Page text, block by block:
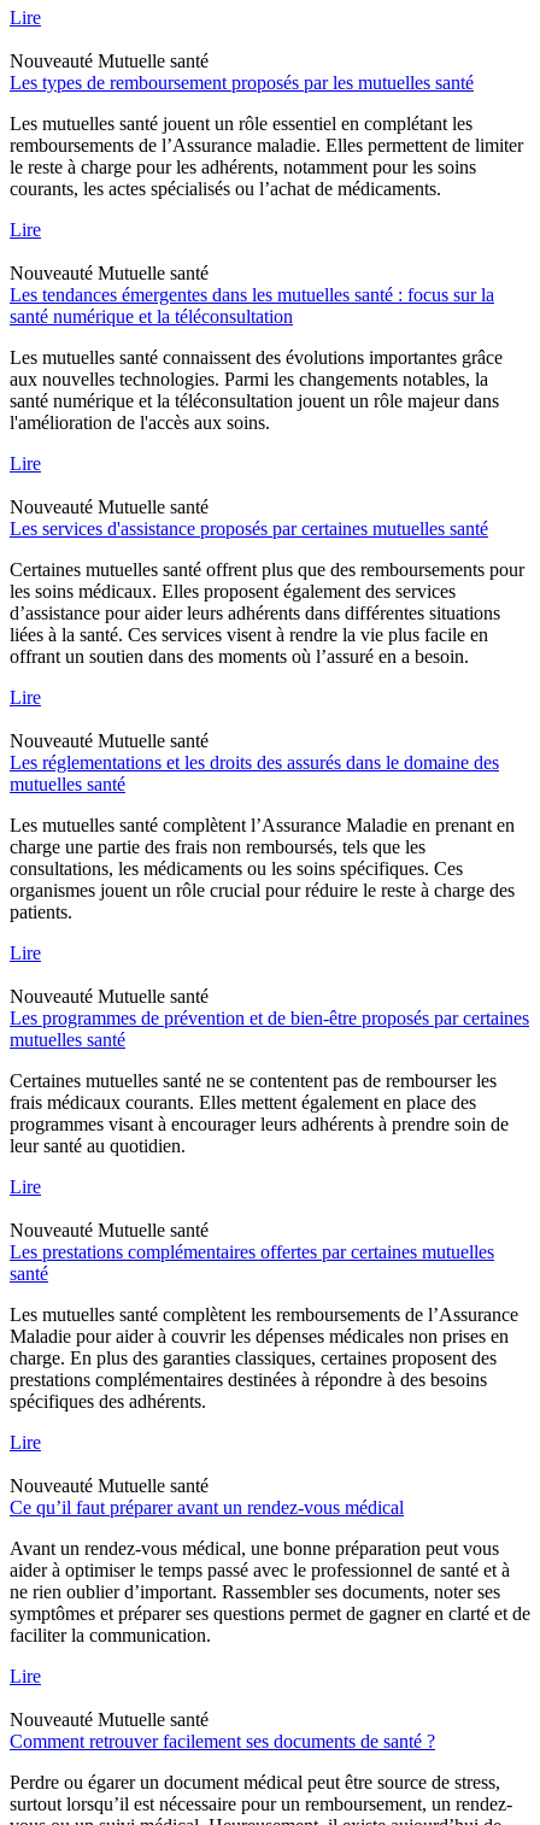
Lire
Nouveauté Mutuelle santé
Les types de remboursement proposés par les mutuelles santé
Les mutuelles santé jouent un rôle essentiel en complétant les
remboursements de l’Assurance maladie. Elles permettent de limiter
le reste à charge pour les adhérents, notamment pour les soins
courants, les actes spécialisés ou l’achat de médicaments.
Lire
Nouveauté Mutuelle santé
Les tendances émergentes dans les mutuelles santé : focus sur la
santé numérique et la téléconsultation
Les mutuelles santé connaissent des évolutions importantes grâce
aux nouvelles technologies. Parmi les changements notables, la
santé numérique et la téléconsultation jouent un rôle majeur dans
l'amélioration de l'accès aux soins.
Lire
Nouveauté Mutuelle santé
Les services d'assistance proposés par certaines mutuelles santé
Certaines mutuelles santé offrent plus que des remboursements pour
les soins médicaux. Elles proposent également des services
d’assistance pour aider leurs adhérents dans différentes situations
liées à la santé. Ces services visent à rendre la vie plus facile en
offrant un soutien dans des moments où l’assuré en a besoin.
Lire
Nouveauté Mutuelle santé
Les réglementations et les droits des assurés dans le domaine des
mutuelles santé
Les mutuelles santé complètent l’Assurance Maladie en prenant en
charge une partie des frais non remboursés, tels que les
consultations, les médicaments ou les soins spécifiques. Ces
organismes jouent un rôle crucial pour réduire le reste à charge des
patients.
Lire
Nouveauté Mutuelle santé
Les programmes de prévention et de bien-être proposés par certaines
mutuelles santé
Certaines mutuelles santé ne se contentent pas de rembourser les
frais médicaux courants. Elles mettent également en place des
programmes visant à encourager leurs adhérents à prendre soin de
leur santé au quotidien.
Lire
Nouveauté Mutuelle santé
Les prestations complémentaires offertes par certaines mutuelles
santé
Les mutuelles santé complètent les remboursements de l’Assurance
Maladie pour aider à couvrir les dépenses médicales non prises en
charge. En plus des garanties classiques, certaines proposent des
prestations complémentaires destinées à répondre à des besoins
spécifiques des adhérents.
Lire
Nouveauté Mutuelle santé
Ce qu’il faut préparer avant un rendez-vous médical
Avant un rendez-vous médical, une bonne préparation peut vous
aider à optimiser le temps passé avec le professionnel de santé et à
ne rien oublier d’important. Rassembler ses documents, noter ses
symptômes et préparer ses questions permet de gagner en clarté et de
faciliter la communication.
Lire
Nouveauté Mutuelle santé
Comment retrouver facilement ses documents de santé ?
Perdre ou égarer un document médical peut être source de stress,
surtout lorsqu’il est nécessaire pour un remboursement, un rendez-